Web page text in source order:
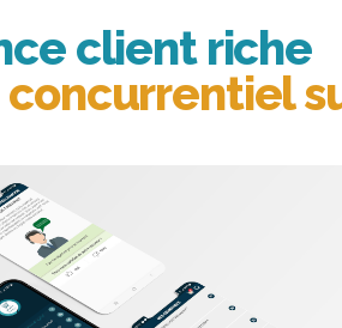
client riche
concurrentiel